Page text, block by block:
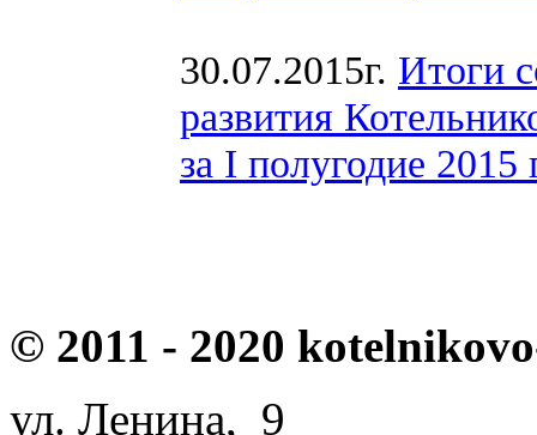
30.07.2015г. Итоги
развития
за I полугодие
© 2011 - 2020
ул. Ленина, 9